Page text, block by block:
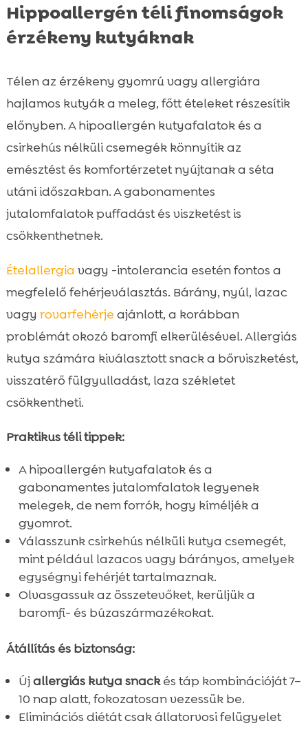
Hippoallergén téli finomságok
érzékeny kutyáknak
Télen az érzékeny gyomrú vagy allergiára
hajlamos kutyák a meleg, főtt ételeket részesítik
előnyben. A hipoallergén kutyafalatok és a
csirkehús nélküli csemegék könnyítik az
emésztést és komfortérzetet nyújtanak a séta
utáni időszakban. A gabonamentes
jutalomfalatok puffadást és viszketést is
csökkenthetnek.
Ételallergia vagy -intolerancia esetén fontos a
megfelelő fehérjeválasztás. Bárány, nyúl, lazac
vagy rovarfehérje ajánlott, a korábban
problémát okozó baromfi elkerülésével. Allergiás
kutya számára kiválasztott snack a bőrviszketést,
visszatérő fülgyulladást, laza székletet
csökkentheti.
Praktikus téli tippek:
A hipoallergén kutyafalatok és a
gabonamentes jutalomfalatok legyenek
melegek, de nem forrók, hogy kíméljék a
gyomrot.
Válasszunk csirkehús nélküli kutya csemegét,
mint például lazacos vagy bárányos, amelyek
egységnyi fehérjét tartalmaznak.
Olvasgassuk az összetevőket, kerüljük a
baromfi- és búzaszármazékokat.
Átállítás és biztonság:
Újallergiás kutya snackés táp kombinációját 7–
10 nap alatt, fokozatosan vezessük be.
Eliminációs diétát csak állatorvosi felügyelet